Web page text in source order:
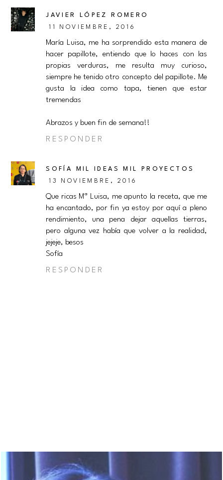
JAVIER LÓPEZ ROMERO
11 NOVIEMBRE, 2016
María Luisa, me ha sorprendido esta manera de
hacer papillote, entiendo que lo haces con las
propias verduras, me resulta muy curioso,
siempre he tenido otro concepto del papillote. Me
gusta la idea como tapa, tienen que estar
tremendas
Abrazos y buen fin de semana!!
RESPONDER
SOFÍA MIL IDEAS MIL PROYECTOS
13 NOVIEMBRE, 2016
Que ricas Mª Luisa, me apunto la receta, que me
ha encantado, por fin ya estoy por aquí a pleno
rendimiento, una pena dejar aquellas tierras,
pero alguna vez había que volver a la realidad,
jejeje, besos
Sofía
RESPONDER